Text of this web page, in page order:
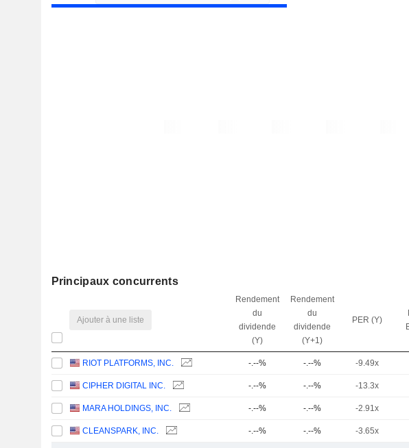
Principaux concurrents
Ajouter à une liste
Rendement
du
dividende
(Y)
Rendement
du
dividende
(Y+1)
PER (Y)
RIOT PLATFORMS, INC. -.--% -.--% -9.49x
CIPHER DIGITAL INC. -.--% -.--% -13.3x
MARA HOLDINGS, INC. -.--% -.--% -2.91x
CLEANSPARK, INC. -.--% -.--% -3.65x